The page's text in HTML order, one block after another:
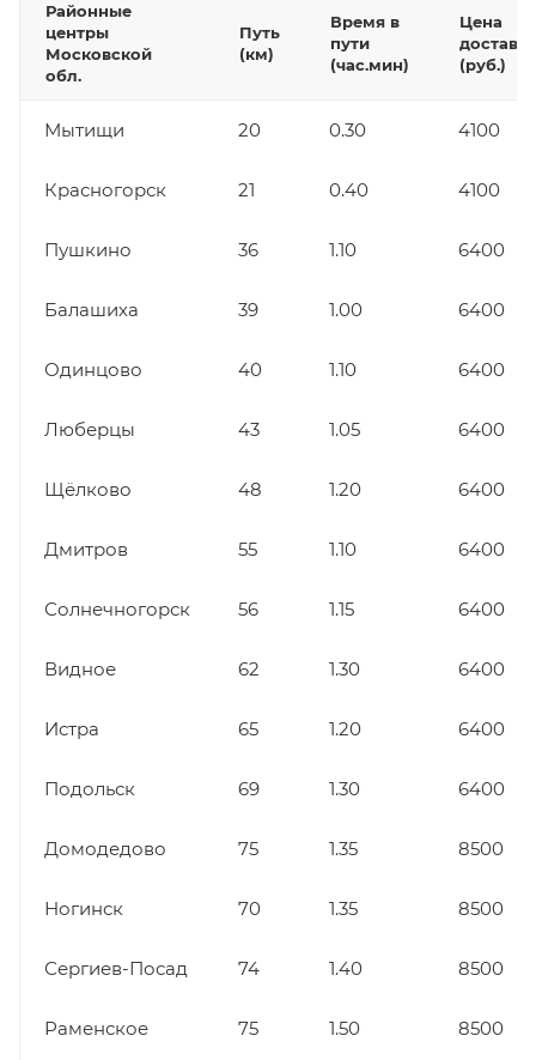
Районные
центры
Московской
обл.
Путь
(км)
Время в
пути
(час.мин)
Цена
(руб.)
Мытищи 20 0.30 4100
Красногорск 21 0.40 4100
Пушкино 36 1.10 6400
Балашиха 39 1.00 6400
Одинцово 40 1.10 6400
Люберцы 43 1.05 6400
Щёлково 48 1.20 6400
Дмитров 55 1.10 6400
Солнечногорск 56 1.15 6400
Видное 62 1.30 6400
Истра 65 1.20 6400
Подольск 69 1.30 6400
Домодедово 75 1.35 8500
Ногинск 70 1.35 8500
Сергиев-Посад 74 1.40 8500
Раменское 75 1.50 8500